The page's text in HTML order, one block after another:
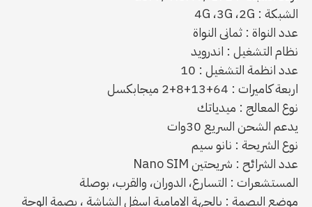
الشبكة : 4G ،3G ،2G
عدد النواة : ثمانى النواة
نظام التشغيل : اندرويد
عدد انظمة التشغيل : 10
اربعة كاميرات : 64+13+8+2 ميجابكسل
نوع المعالج : ميدياتك
يدعم الشحن السريع 30وات
نوع الشريحة : نانو سيم
عدد الشرائح : شريحتين Nano SIM
المستشعرات : التسارع، الدوران، والقرب، بوصلة
موضع البصمة : بالجهة الامامية اسفل الشاشة ، بصمة الوجة